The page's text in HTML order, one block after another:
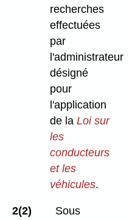
recherches
effectuées
par
l'administrateur
désigné
pour
l'application
de la Loi sur
les
conducteurs
et les
véhicules.
2(2)
Sous